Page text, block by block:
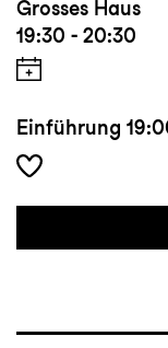
Grosses Haus
19:30 - 20:30
Einführung